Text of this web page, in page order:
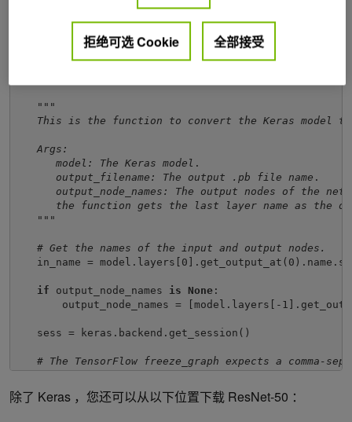
tensorflow.keras.models import
Model
keras.backend as K
K.set_learning_phase(0)
"""
This is the function to convert the Keras model
Args:
model: The Keras model
output_filename: The output .pb file name
output_node_names: The output nodes of the
the function gets the last layer name as the
"""
# Get the names of the input and output nodes.
in_name =
if output_node_names is None:
output_node_names = [model.layers[-
sess = keras.backend.get_session()
# The TensorFlow freeze_graph expects a comma-
output_node_names_tf = ','.join(output_node_names)
frozen_graph_def =
除了 Keras ，您还可以从以下位置下载 ResNet-50 ：
拒绝可选 Cookie 全部接受